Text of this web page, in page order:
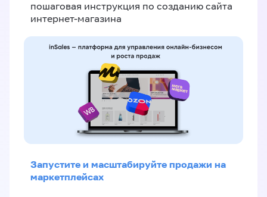
пошаговая инструкция по созданию сайта
интернет-магазина
Запустите и масштабируйте продажи на
маркетплейсах